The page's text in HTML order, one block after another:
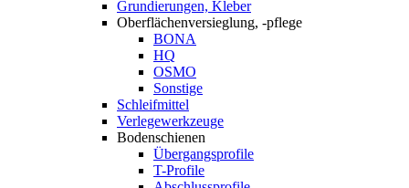
Grundierungen, Kleber
Oberflächenversieglung, -pflege
BONA
HQ
OSMO
Sonstige
Schleifmittel
Verlegewerkzeuge
Bodenschienen
Übergangsprofile
T-Profile